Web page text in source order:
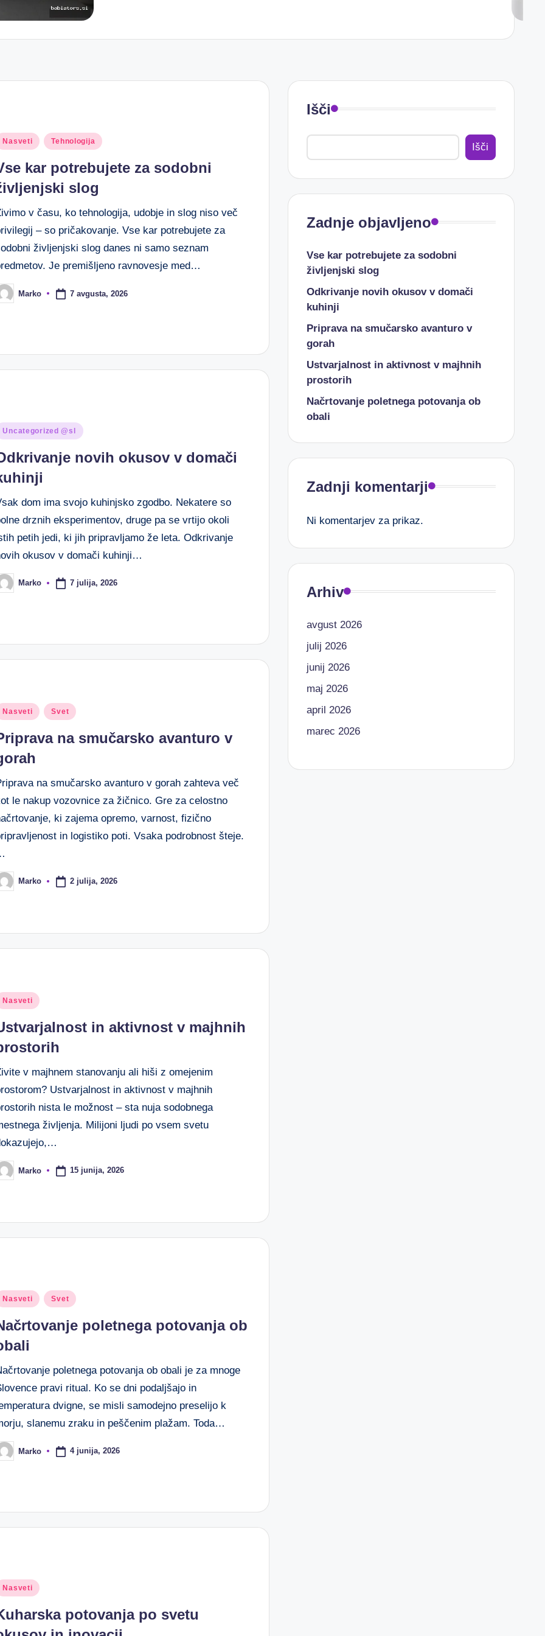
Nasveti Tehnologija
kar potrebujete za sodobni
slog
v času, ko tehnologija, udobje in slog niso več
– so pričakovanje. Vse kar potrebujete za
življenjski slog danes ni samo seznam
Je premišljeno ravnovesje med…
Marko 7 avgusta, 2026
Uncategorized @sl
novih okusov v domači
dom ima svojo kuhinjsko zgodbo. Nekatere so
drznih eksperimentov, druge pa se vrtijo okoli
petih jedi, ki jih pripravljamo že leta. Odkrivanje
okusov v domači kuhinji…
Marko 7 julija, 2026
Nasveti Svet
na smučarsko avanturo v
na smučarsko avanturo v gorah zahteva več
le nakup vozovnice za žičnico. Gre za celostno
ki zajema opremo, varnost, fizično
in logistiko poti. Vsaka podrobnost šteje.
Marko 2 julija, 2026
Nasveti
in aktivnost v majhnih
v majhnem stanovanju ali hiši z omejenim
Ustvarjalnost in aktivnost v majhnih
nista le možnost – sta nuja sodobnega
življenja. Milijoni ljudi po vsem svetu
Marko 15 junija, 2026
Nasveti Svet
poletnega potovanja ob
poletnega potovanja ob obali je za mnoge
pravi ritual. Ko se dni podaljšajo in
dvigne, se misli samodejno preselijo k
slanemu zraku in peščenim plažam. Toda…
Marko 4 junija, 2026
Nasveti
potovanja po svetu
Išči
Išči
Zadnje objavljeno
Vse kar potrebujete za sodobni
življenjski slog
Odkrivanje novih okusov v domači
kuhinji
Priprava na smučarsko avanturo v
gorah
Ustvarjalnost in aktivnost v majhnih
prostorih
Načrtovanje poletnega potovanja ob
obali
Zadnji komentarji
Ni komentarjev za prikaz.
Arhiv
avgust 2026
julij 2026
junij 2026
maj 2026
april 2026
marec 2026